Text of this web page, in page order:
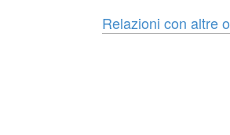
Relazioni con altre